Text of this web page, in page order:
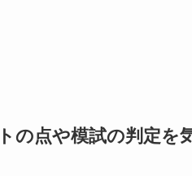
の点や模試の判定を